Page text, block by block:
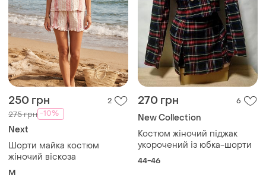
250 грн 2
275 грн -10%
Next
Шорти майка костюм
жіночий віскоза
M
270 грн 6
New Collection
Костюм жіночий піджак
укорочений із юбка-шорти
44-46